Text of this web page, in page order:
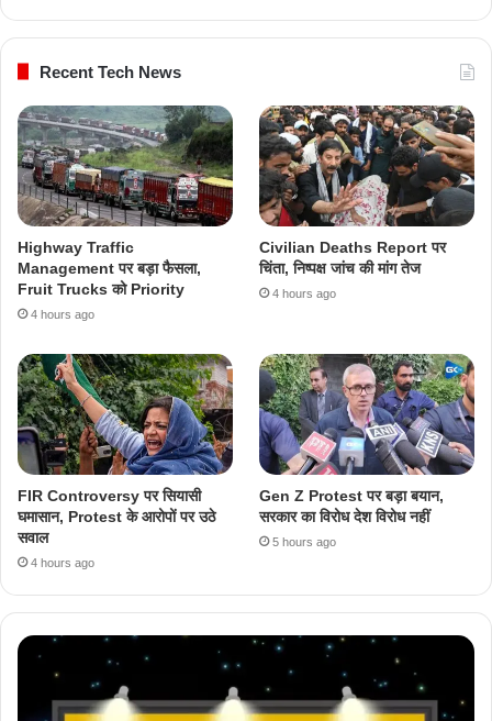
Recent Tech News
Highway Traffic
Management पर बड़ा फैसला,
Fruit Trucks को Priority
4 hours ago
Civilian Deaths Report पर
चिंता, निष्पक्ष जांच की मांग तेज
4 hours ago
FIR Controversy पर सियासी
घमासान, Protest के आरोपों पर उठे
सवाल
4 hours ago
Gen Z Protest पर बड़ा बयान,
सरकार का विरोध देश विरोध नहीं
5 hours ago